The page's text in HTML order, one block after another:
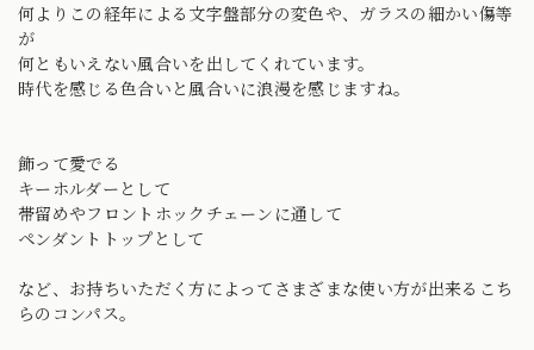
何よりこの経年による文字盤部分の変色や、ガラスの細かい傷等
が
何ともいえない風合いを出してくれています。
時代を感じる色合いと風合いに浪漫を感じますね。
飾って愛でる
キーホルダーとして
帯留めやフロントホックチェーンに通して
ペンダントトップとして
など、お持ちいただく方によってさまざまな使い方が出来るこち
らのコンパス。